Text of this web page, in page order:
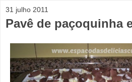
31 julho 2011
Pavê de paçoquinha